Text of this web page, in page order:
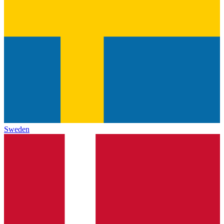
Sweden